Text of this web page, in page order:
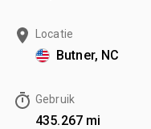
Locatie
Butner, NC
Gebruik
435.267 mi